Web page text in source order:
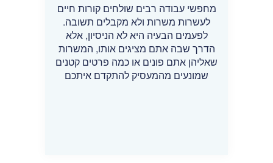
מחפשי עבודה רבים שולחים קורות חיים
לעשרות משרות ולא מקבלים תשובה.
לפעמים הבעיה היא לא הניסיון, אלא
הדרך שבה אתם מציגים אותו, המשרות
שאליהן אתם פונים או כמה פרטים קטנים
שמונעים מהמעסיק להתקדם איתכם